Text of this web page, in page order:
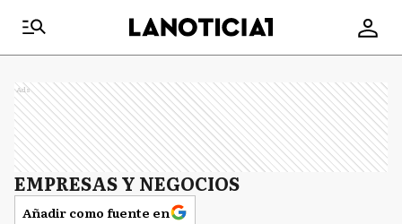
Ads
EMPRESAS Y NEGOCIOS
Añadir como fuente en